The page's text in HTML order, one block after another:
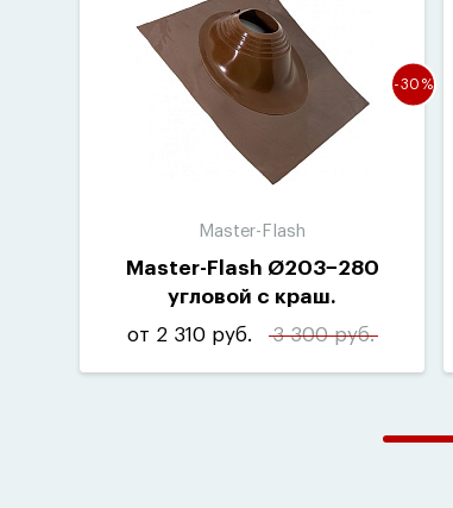
-30%
Master-Flash
Master-Flash Ø203−280
угловой с краш.
основанием
от 2 310 руб. 3 300 руб.